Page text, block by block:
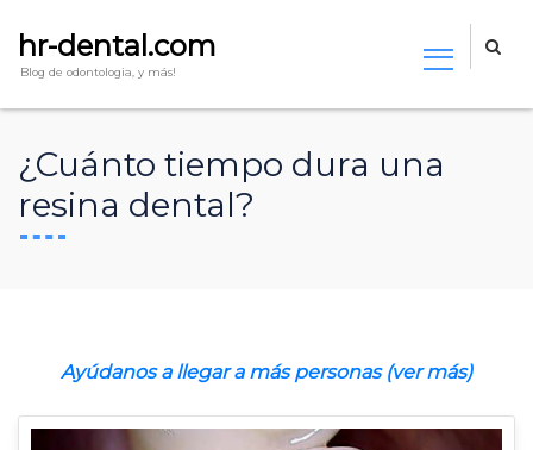
hr-dental.com
Blog de odontologia, y más!
¿Cuánto tiempo dura una
resina dental?
Ayúdanos a llegar a más personas (ver más)